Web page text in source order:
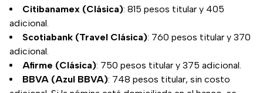
Citibanamex (Clásica): 815 pesos titular y 405
adicional.
Scotiabank (Travel Clásica): 760 pesos titular y 370
adicional.
Afirme (Clásica): 750 pesos titular y 375 adicional.
BBVA (Azul BBVA): 748 pesos titular, sin costo